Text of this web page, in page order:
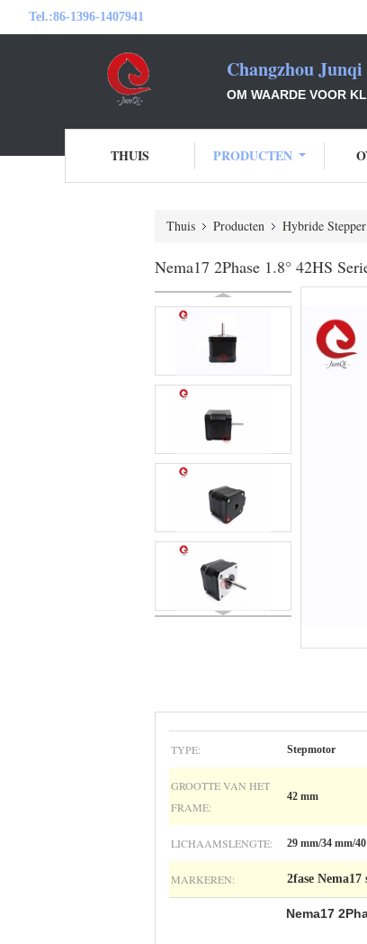
Tel.:86-1396-1407941
Changzhou
OM WAARDE VOOR
THUIS PRODUCTEN
Thuis Producten Hybride
Nema17 2Phase 1.8° 42HS
TYPE: Stepmotor
GROOTTE VAN HET
FRAME:
42 mm
LICHAAMSLENGTE: 29 mm/34 mm/
MARKEREN: 2fase
Nema17